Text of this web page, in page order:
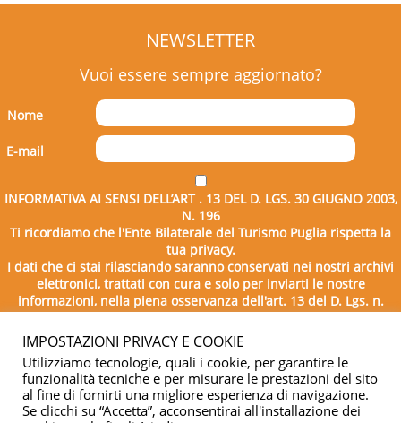
NEWSLETTER
Vuoi essere sempre aggiornato?
Nome
E-mail
INFORMATIVA AI SENSI DELL’ART . 13 DEL D. LGS. 30 GIUGNO 2003,
N. 196
Ti ricordiamo che l'Ente Bilaterale del Turismo Puglia rispetta la
tua privacy.
I dati che ci stai rilasciando saranno conservati nei nostri archivi
elettronici, trattati con cura e solo per inviarti le nostre
informazioni, nella piena osservanza dell'art. 13 del D. Lgs. n.
196/2003.
IMPOSTAZIONI PRIVACY E COOKIE
Utilizziamo tecnologie, quali i cookie, per garantire le
funzionalità tecniche e per misurare le prestazioni del sito
al fine di fornirti una migliore esperienza di navigazione.
Se clicchi su “Accetta”, acconsentirai all'installazione dei